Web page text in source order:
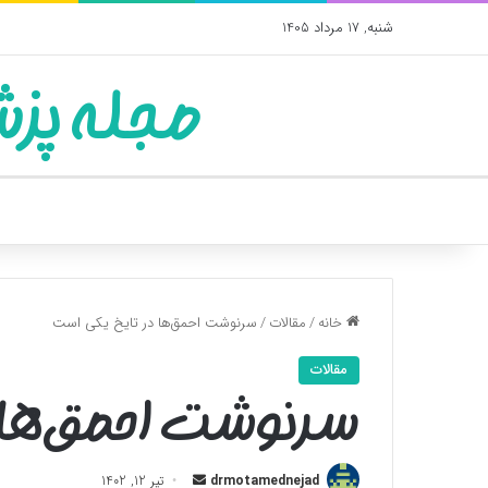
شنبه, 17 مرداد 1405
مجله
خانه/مقالات/سرنوشت احمق‌ها در تایخ یکی است
مقالات
سرنوشت احمق‌ها
drmotamednejad
ارسال تیر 12, 1402